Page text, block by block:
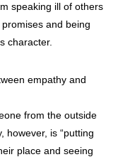
speaking ill of others
and being
character.
empathy and
from the outside
however, is “putting
place and seeing